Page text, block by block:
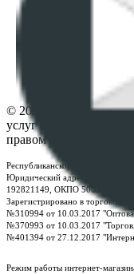
ПОЛОЖЕНИЕ О
Настройки
© 2026
услуг
правом
Республиканское унитарное
Юридический адрес: г. Минск,
192821149, ОКПО 500111895000
Зарегистрировано в торговом
№310994 от 10.03.2017
№370993 от 10.03.2017
№401394 от 27.12.2017
Режим работы интернет-